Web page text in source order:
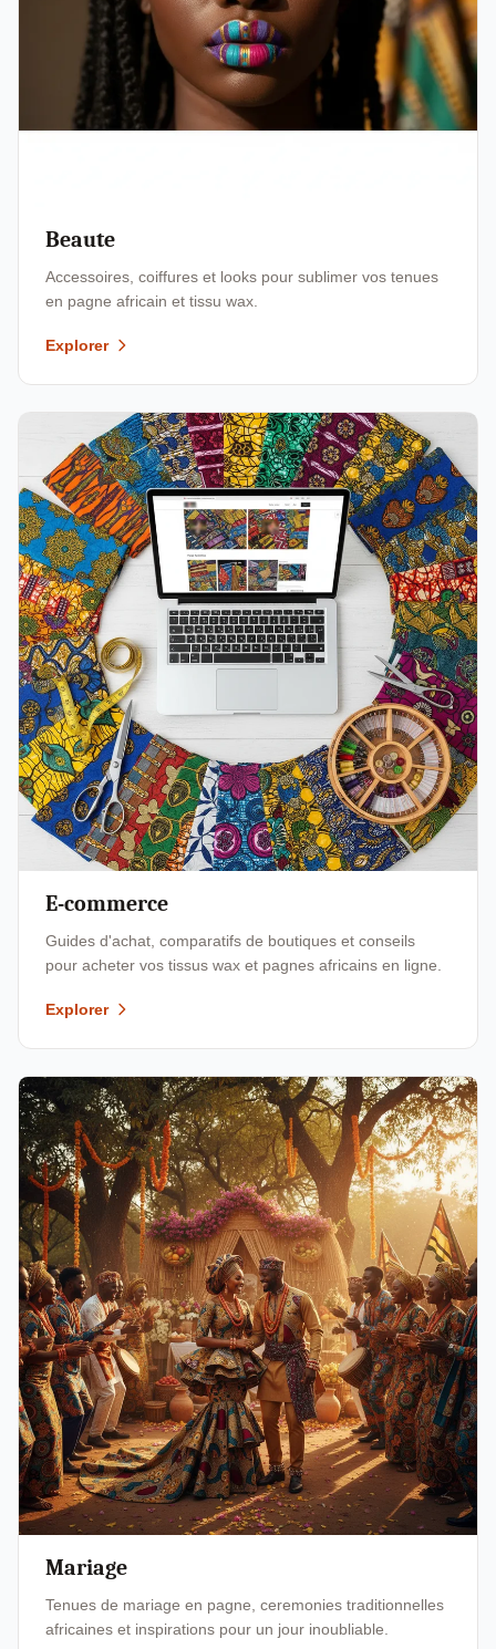
Beaute
Accessoires, coiffures et looks pour sublimer vos tenues
en pagne africain et tissu wax.
Explorer
E-commerce
Guides d'achat, comparatifs de boutiques et conseils
pour acheter vos tissus wax et pagnes africains en ligne.
Explorer
Mariage
Tenues de mariage en pagne, ceremonies traditionnelles
africaines et inspirations pour un jour inoubliable.